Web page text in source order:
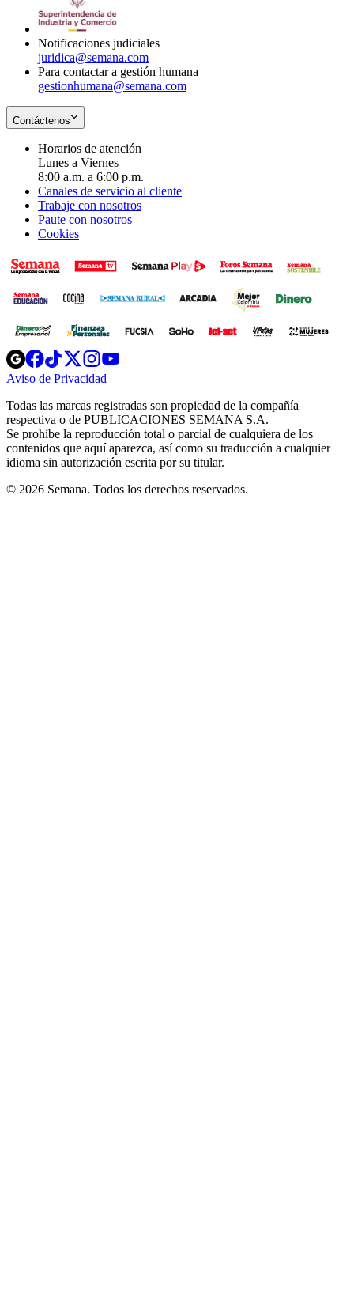
Notificaciones judiciales
juridica@semana.com
Para contactar a gestión humana
gestionhumana@semana.com
Contáctenos
Horarios de atención
Lunes a Viernes
8:00 a.m. a 6:00 p.m.
Canales de servicio al cliente
Trabaje con nosotros
Paute con nosotros
Cookies
Opens
in
new
Opens
in
new
Opens
in
new
window
Opens
new
windowwindow
Aviso de Privacidad
new
window
Todas las marcas registradas son propiedad de la compañía
respectiva o de PUBLICACIONES SEMANA S.A.
Se prohíbe la reproducción total o parcial de cualquiera de los
contenidos que aquí aparezca, así como su traducción a cualquier
idioma sin autorización escrita por su titular.
© 2026 Semana. Todos los derechos reservados.